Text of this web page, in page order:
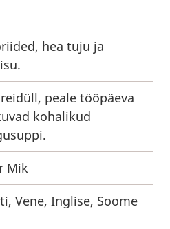
hea tuju ja
peale tööpäeva
kohalikud
Mik
Vene, Inglise, Soome